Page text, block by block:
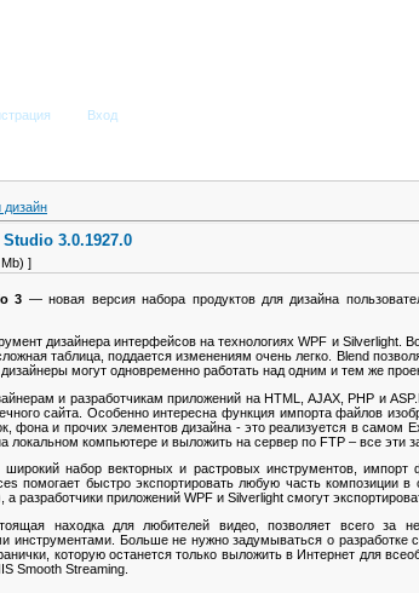
Вход
дизайн
3.0.1927.0
]
3 — новая версия набора продуктов для дизайна
дизайнера интерфейсов на технологиях WPF и Silverlight.
таблица, поддается изменениям очень легко. Blend
могут одновременно работать над одним и тем же
и разработчикам приложений на HTML, AJAX, PHP и
сайта. Особенно интересна функция импорта файлов
фона и прочих элементов дизайна - это реализуется в самом
локальном компьютере и выложить на сервер по FTP – все эти
широкий набор векторных и растровых инструментов,
помогает быстро экспортировать любую часть композиции
а разработчики приложений WPF и Silverlight смогут
находка для любителей видео, позволяет всего за
инструментами. Больше не нужно задумываться о разработке
которую останется только выложить в Интернет для
Smooth Streaming.